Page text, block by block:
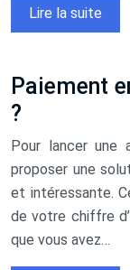
Lire la suite
Paiement
?
Pour lancer une
proposer une
et intéressante.
de votre chiffre
que vous avez…